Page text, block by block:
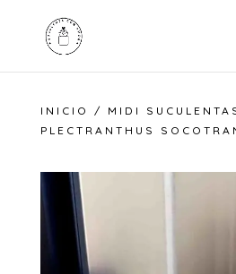
INICIO / MIDI
PLECTRANTHUS